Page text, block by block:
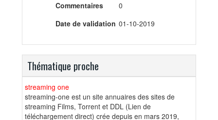
Commentaires
0
Date de validation 01-10-2019
Thématique proche
streaming one
streaming-one est un site annuaires des sites de
streaming Films, Torrent et DDL (Lien de
téléchargement direct) crée depuis en mars 2019,